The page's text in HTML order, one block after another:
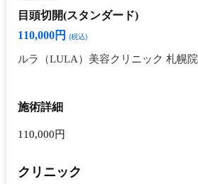
目頭切開(スタンダード)
110,000円
(税込)
ルラ（LULA）美容クリニック 札幌院
施術詳細
110,000円
クリニック